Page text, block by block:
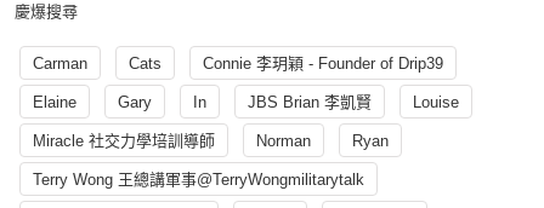
慶爆搜尋
Carman Cats Connie 李玥穎 - Founder of Drip39
Elaine Gary In JBS Brian 李凱賢 Louise
Miracle 社交力學培訓導師 Norman Ryan
Terry Wong 王總講軍事@TerryWongmilitarytalk